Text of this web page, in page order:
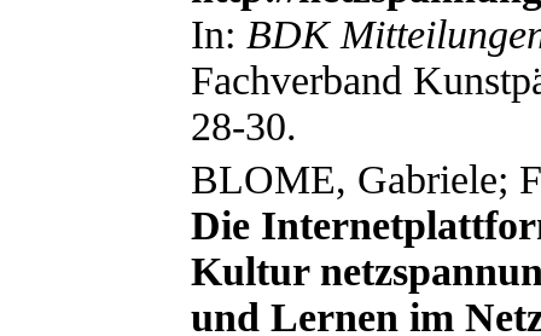
In: BDK
Fachverband
28-30.
BLOME, Gabriele;
Die
Kultur
und Lernen im